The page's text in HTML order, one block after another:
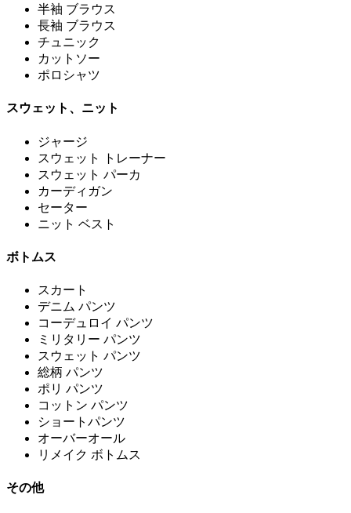
半袖 ブラウス
長袖 ブラウス
チュニック
カットソー
ポロシャツ
スウェット、ニット
ジャージ
スウェット トレーナー
スウェット パーカ
カーディガン
セーター
ニット ベスト
ボトムス
スカート
デニム パンツ
コーデュロイ パンツ
ミリタリー パンツ
スウェット パンツ
総柄 パンツ
ポリ パンツ
コットン パンツ
ショートパンツ
オーバーオール
リメイク ボトムス
その他